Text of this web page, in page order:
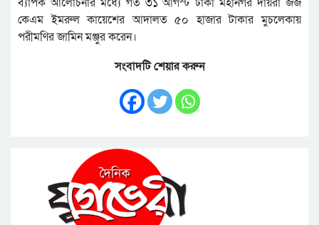
কেএম ইমরুল কায়েশের আদালত ৫০ হাজার টাকার মুচলেকায়
পরীমণির জামিন মঞ্জুর করেন।
সংবাদটি শেয়ার করুন